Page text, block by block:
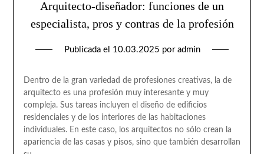
Arquitecto-diseñador: funciones de un
especialista, pros y contras de la profesión
Publicada el 10.03.2025 por admin
Dentro de la gran variedad de profesiones creativas, la de
arquitecto es una profesión muy interesante y muy
compleja. Sus tareas incluyen el diseño de edificios
residenciales y de los interiores de las habitaciones
individuales. En este caso, los arquitectos no sólo crean la
apariencia de las casas y pisos, sino que también desarrollan